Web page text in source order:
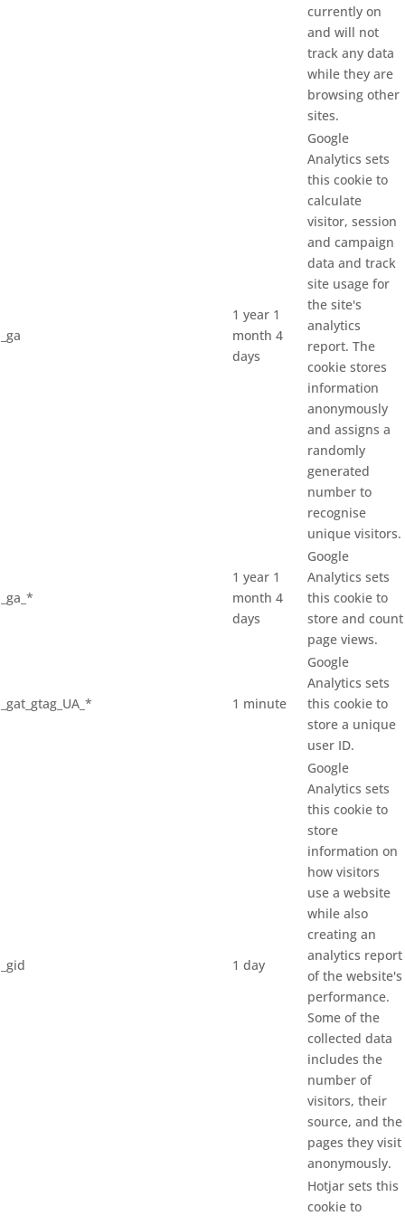
currently on
and will not
track any data
while they are
browsing other
sites.
_ga
1 year 1
month 4
days
Google
Analytics sets
this cookie to
calculate
visitor, session
and campaign
data and track
site usage for
the site's
analytics
report. The
cookie stores
information
anonymously
and assigns a
randomly
generated
number to
recognise
unique visitors.
_ga_*
1 year 1
month 4
days
Google
Analytics sets
this cookie to
store and count
page views.
_gat_gtag_UA_* 1 minute
Google
Analytics sets
this cookie to
store a unique
user ID.
_gid 1 day
Google
Analytics sets
this cookie to
store
information on
how visitors
use a website
while also
creating an
analytics report
of the website's
performance.
Some of the
collected data
includes the
number of
visitors, their
source, and the
pages they visit
anonymously.
Hotjar sets this
cookie to